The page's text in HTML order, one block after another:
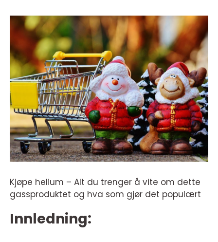
Kjøpe helium – Alt du trenger å vite om dette
gassproduktet og hva som gjør det populært
Innledning: